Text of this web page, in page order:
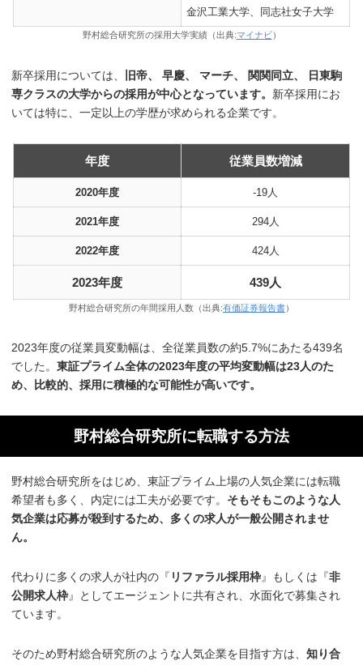
金沢工業大学、同志社女子大学
野村総合研究所の採用大学実績（出典:マイナビ）
新卒採用については、
旧帝、 早慶、 マーチ、 関関同立、 日東駒
専クラスの大学からの採用が中心となっています。 新卒採用にお
いては特に、一定以上の学歴が求められる企業です。
年度 従業員数増減
2020年度 -19人
2021年度 294人
2022年度 424人
2023年度 439人
野村総合研究所の年間採用人数（出典:有価証券報告書）
2023年度の従業員変動幅は、全従業員数の約5.7%にあたる439名
でした。東証プライム全体の2023年度の平均変動幅は23人のた
め、比較的、採用に積極的な可能性が高いです。
野村総合研究所に転職する方法
野村総合研究所をはじめ、東証プライム上場の人気企業には転職
希望者も多く、内定には工夫が必要です。 そもそもこのような人
気企業は応募が殺到するため、多くの求人が一般公開されませ
ん。
代わりに多くの求人が社内の『 リファラル採用枠』もしくは『非
公開求人枠』としてエージェントに共有され、水面化で募集され
ています。
そのため野村総合研究所のような人気企業を目指す方は、知り合